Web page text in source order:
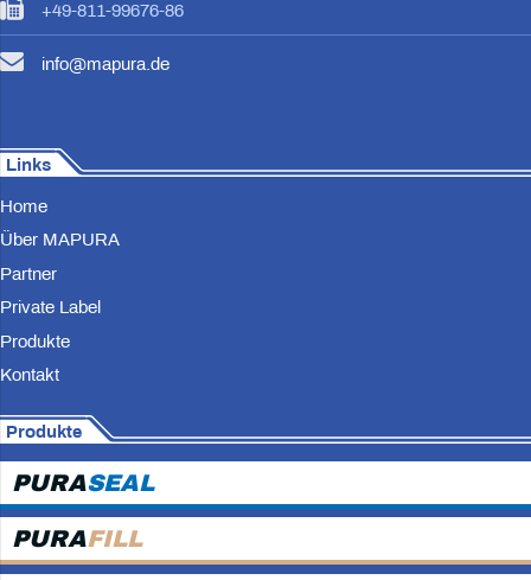
+49-811-99676-86
info@mapura.de
Links
Home
Über MAPURA
Partner
Private Label
Produkte
Kontakt
Produkte
PURASEAL
PURAFILL